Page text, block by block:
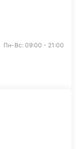
Пн-Вс: 09:00 - 21:00